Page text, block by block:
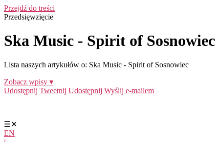
Przejdź do treści
Przedsięwzięcie
Ska Music - Spirit of Sosnowiec
Lista naszych artykułów o: Ska Music - Spirit of Sosnowiec
Zobacz wpisy ▾
Udostępnij Tweetnij Udostępnij Wyślij e-mailem
☰✕
EN